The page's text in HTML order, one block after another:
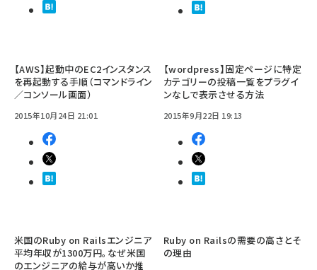
【AWS】起動中のEC2インスタンス
を再起動する手順（コマンドライン
／コンソール画面）
2015年10月24日 21:01
【wordpress】固定ページに特定
カテゴリーの投稿一覧をプラグイ
ンなしで表示させる方法
2015年9月22日 19:13
米国のRuby on Railsエンジニア
平均年収が1300万円。なぜ米国
のエンジニアの給与が高いか推
Ruby on Railsの需要の高さとそ
の理由